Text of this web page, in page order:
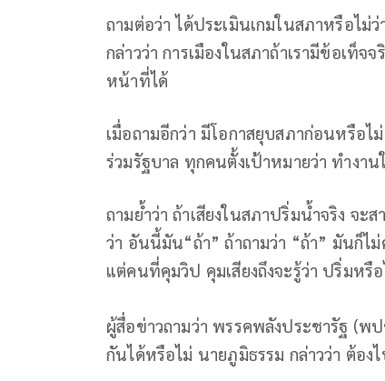
ถามต่อว่า ได้ประเมินเกมในสภาหรือไม่
กล่าวว่า การเมืองในสภาถ้าเรามีข้อเท็จ
หน้าที่ได้
เมื่อถามอีกว่า มีโอกาสยุบสภาก่อนหรือไ
ร่วมรัฐบาล ทุกคนตั้งเป้าหมายว่า ทำงาน
ถามย้ำว่า ถ้าเสียงในสภาปริ่มน้ำจริง จะ
ว่า อันนี้มัน“ถ้า” ถ้าถามว่า “ถ้า” มันก็ไ
แต่คนที่คุมวิป คุมเสียงถึงจะรู้ว่า ปริ่มหรื
ผู้สื่อข่าวถามว่า พรรคพลังประชารัฐ (พ
กันได้หรือไม่ นายภูมิธรรม กล่าวว่า ต้อง